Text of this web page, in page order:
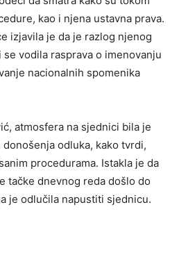
kao i njena ustavna prava.
izjavila je da je razlog njenog
vodila rasprava o imenovanju
nacionalnih spomenika
atmosfera na sjednici bila je
odluka, kako tvrdi,
procedurama. Istakla je da
tačke dnevnog reda došlo do
je odlučila napustiti sjednicu.